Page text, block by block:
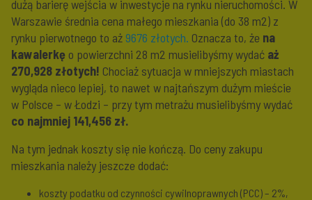
dużą barierę wejścia w inwestycje na rynku nieruchomości. W
Warszawie średnia cena małego mieszkania (do 38 m2) z
rynku pierwotnego to aż 9676 złotych. Oznacza to, że na
kawalerkę o powierzchni 28 m2 musielibyśmy wydać aż
270,928 złotych! Chociaż sytuacja w mniejszych miastach
wygląda nieco lepiej, to nawet w najtańszym dużym mieście
w Polsce – w Łodzi – przy tym metrażu musielibyśmy wydać
co najmniej 141,456 zł.
Na tym jednak koszty się nie kończą. Do ceny zakupu
mieszkania należy jeszcze dodać:
koszty podatku od czynności cywilnoprawnych (PCC) – 2%,